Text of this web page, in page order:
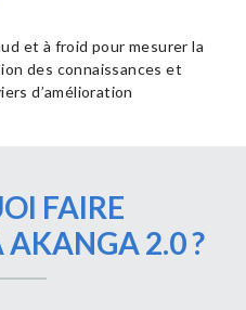
et à froid pour mesurer la
des connaissances et
d’amélioration
FAIRE
2.0 ?